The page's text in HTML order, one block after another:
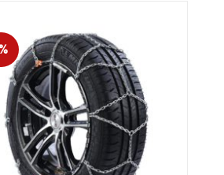
König CB-7 (7mm)
König Easy-Fit voor SUV’s